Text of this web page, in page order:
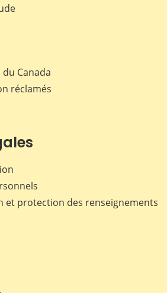
Canada
réclamés
et protection des renseignements